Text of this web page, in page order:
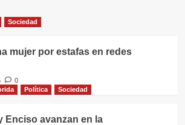
Sociedad
mujer por estafas en redes
0
Política Sociedad
Enciso avanzan en la